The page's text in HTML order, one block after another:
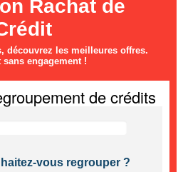
Rachat de
découvrez les meilleures offres.
sans engagement !